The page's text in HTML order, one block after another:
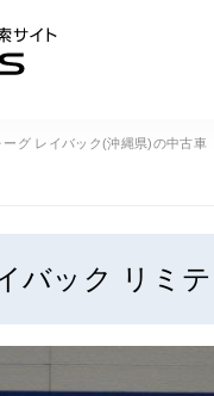
ーグ レイバック(沖縄県)の中古車
バック リミ